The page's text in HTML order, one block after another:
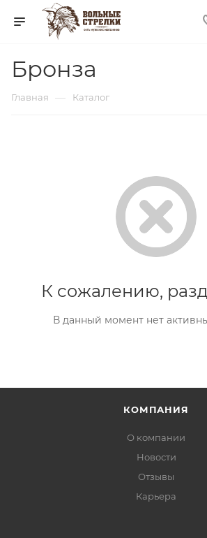
Бронза
Главная — Каталог
К сожалению,
В данный момент нет
КОМПАНИЯ
О компании
Новости
Отзывы
Карьера